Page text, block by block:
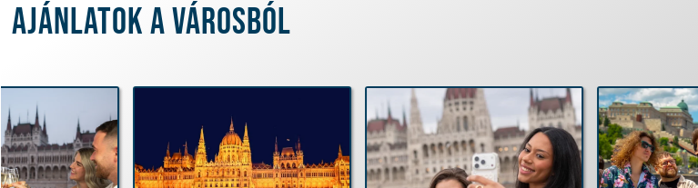
Ajánlatok a városból